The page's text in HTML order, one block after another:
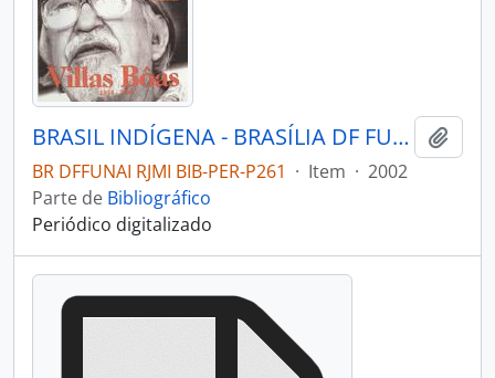
BRASIL INDÍGENA - BRASÍLIA DF FUNDAÇÃO NACIONAL DO ÍNDIO - 2002 - Nº13
BR DFFUNAI RJMI BIB-PER-P261 · Item · 2002
Parte de Bibliográfico
Periódico digitalizado